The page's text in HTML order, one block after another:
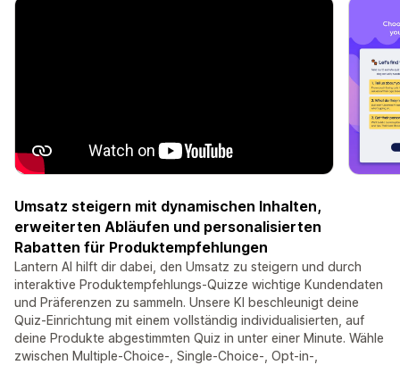
Umsatz steigern mit dynamischen Inhalten,
erweiterten Abläufen und personalisierten
Rabatten für Produktempfehlungen
Lantern AI hilft dir dabei, den Umsatz zu steigern und durch
interaktive Produktempfehlungs-Quizze wichtige Kundendaten
und Präferenzen zu sammeln. Unsere KI beschleunigt deine
Quiz-Einrichtung mit einem vollständig individualisierten, auf
deine Produkte abgestimmten Quiz in unter einer Minute. Wähle
zwischen Multiple-Choice-, Single-Choice-, Opt-in-,